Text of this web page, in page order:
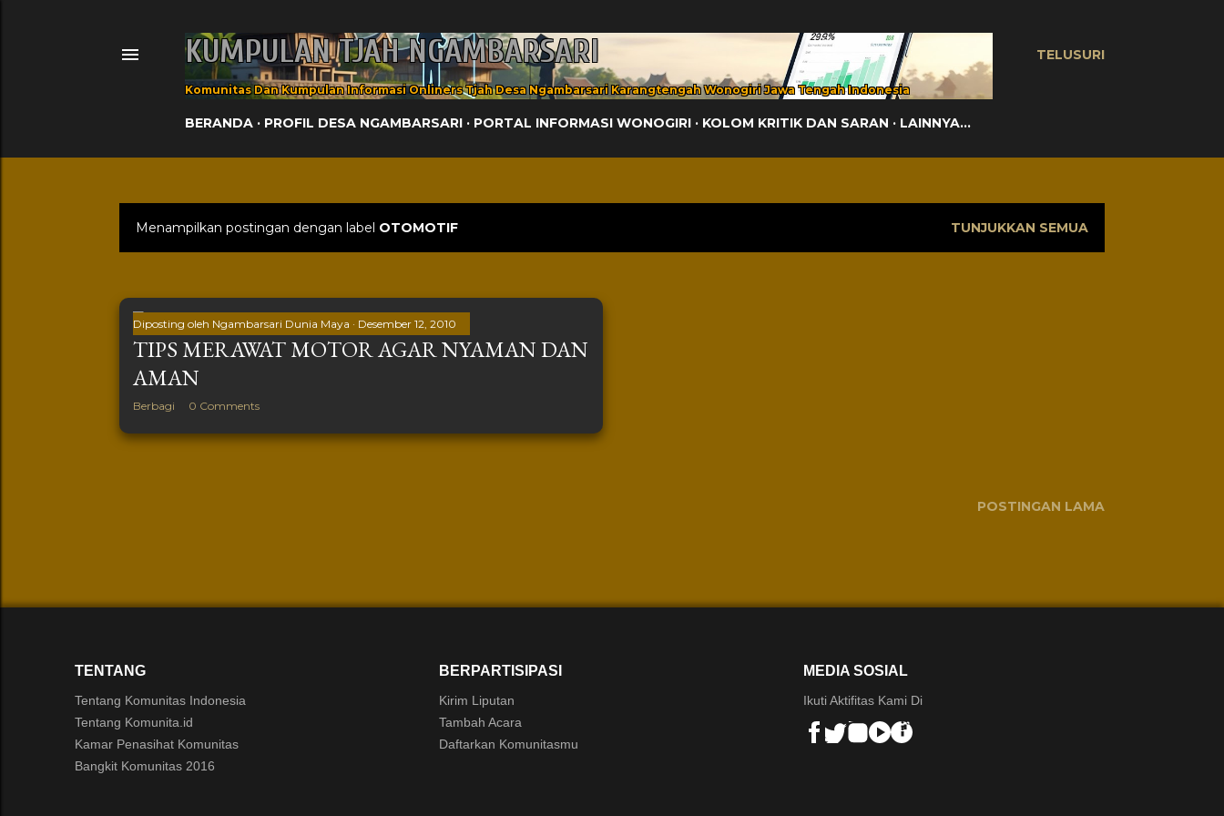
TELUSURI
KUMPULAN TJAH NGAMBARSARI
Komunitas Dan Kumpulan Informasi Onliners Tjah Desa Ngambarsari Karangtengah Wonogiri Jawa Tengah Indonesia
BERANDA PROFIL DESA NGAMBARSARI PORTAL INFORMASI WONOGIRI KOLOM KRITIK DAN SARAN LAINNYA…
Postingan
Menampilkan postingan dengan label OTOMOTIF TUNJUKKAN SEMUA
Diposting oleh Ngambarsari Dunia Maya Desember 12, 2010
TIPS MERAWAT MOTOR AGAR NYAMAN DAN
AMAN
Berbagi 0 Comments
POSTINGAN LAMA
TENTANG
Tentang Komunitas Indonesia
Tentang Komunita.id
Kamar Penasihat Komunitas
Bangkit Komunitas 2016
BERPARTISIPASI
Kirim Liputan
Tambah Acara
Daftarkan Komunitasmu
MEDIA SOSIAL
Ikuti Aktifitas Kami Di